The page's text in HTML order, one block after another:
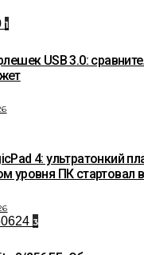
1
USB 3.0:
4: ультратонкий
уровня ПК стартовал
3